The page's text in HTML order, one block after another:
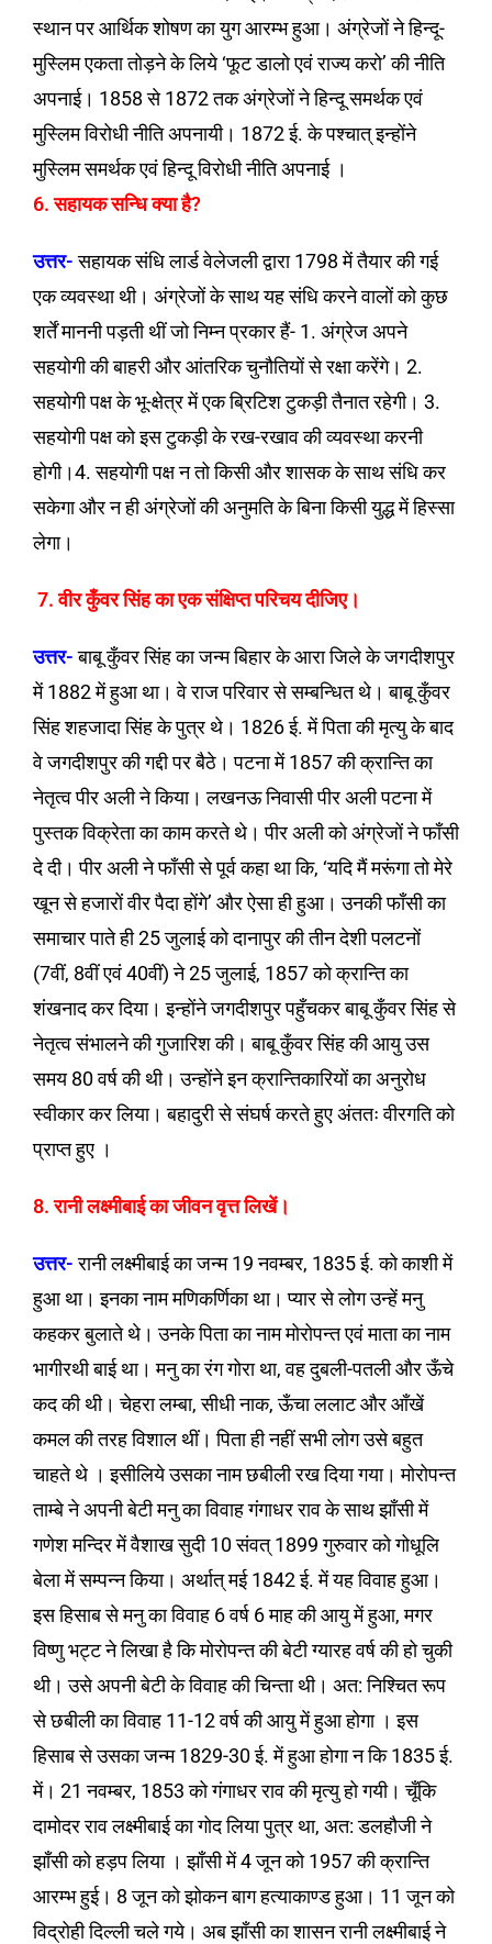
स्थान पर आर्थिक शोषण का युग आरम्भ हुआ। अंग्रेजों ने हिन्दू-
मुस्लिम एकता तोड़ने के लिये ‘फूट डालो एवं राज्य करो’ की नीति
अपनाई। 1858 से 1872 तक अंग्रेजों ने हिन्दू समर्थक एवं
मुस्लिम विरोधी नीति अपनायी। 1872 ई. के पश्चात् इन्होंने
मुस्लिम समर्थक एवं हिन्दू विरोधी नीति अपनाई ।
6. सहायक सन्धि क्या है?
उत्तर-सहायक संधि लार्ड वेलेजली द्वारा 1798 में तैयार की गई
एक व्यवस्था थी। अंग्रेजों के साथ यह संधि करने वालों को कुछ
शर्तें माननी पड़ती थीं जो निम्न प्रकार हैं- 1. अंग्रेज अपने
सहयोगी की बाहरी और आंतरिक चुनौतियों से रक्षा करेंगे। 2.
सहयोगी पक्ष के भू-क्षेत्र में एक ब्रिटिश टुकड़ी तैनात रहेगी। 3.
सहयोगी पक्ष को इस टुकड़ी के रख-रखाव की व्यवस्था करनी
होगी।4. सहयोगी पक्ष न तो किसी और शासक के साथ संधि कर
सकेगा और न ही अंग्रेजों की अनुमति के बिना किसी युद्ध में हिस्सा
लेगा।
7. वीर कुँवर सिंह का एक संक्षिप्त परिचय दीजिए।
उत्तर-बाबू कुँवर सिंह का जन्म बिहार के आरा जिले के जगदीशपुर
में 1882 में हुआ था। वे राज परिवार से सम्बन्धित थे। बाबू कुँवर
सिंह शहजादा सिंह के पुत्र थे। 1826 ई. में पिता की मृत्यु के बाद
वे जगदीशपुर की गद्दी पर बैठे। पटना में 1857 की क्रान्ति का
नेतृत्व पीर अली ने किया। लखनऊ निवासी पीर अली पटना में
पुस्तक विक्रेता का काम करते थे। पीर अली को अंग्रेजों ने फाँसी
दे दी। पीर अली ने फाँसी से पूर्व कहा था कि, ‘यदि मैं मरूंगा तो मेरे
खून से हजारों वीर पैदा होंगे’ और ऐसा ही हुआ। उनकी फाँसी का
समाचार पाते ही 25 जुलाई को दानापुर की तीन देशी पलटनों
(7वीं, 8वीं एवं 40वीं) ने 25 जुलाई, 1857 को क्रान्ति का
शंखनाद कर दिया। इन्होंने जगदीशपुर पहुँचकर बाबू कुँवर सिंह से
नेतृत्व संभालने की गुजारिश की। बाबू कुँवर सिंह की आयु उस
समय 80 वर्ष की थी। उन्होंने इन क्रान्तिकारियों का अनुरोध
स्वीकार कर लिया। बहादुरी से संघर्ष करते हुए अंततः वीरगति को
प्राप्त हुए ।
8. रानी लक्ष्मीबाई का जीवन वृत्त लिखें।
उत्तर-रानी लक्ष्मीबाई का जन्म 19 नवम्बर, 1835 ई. को काशी में
हुआ था। इनका नाम मणिकर्णिका था। प्यार से लोग उन्हें मनु
कहकर बुलाते थे। उनके पिता का नाम मोरोपन्त एवं माता का नाम
भागीरथी बाई था। मनु का रंग गोरा था, वह दुबली-पतली और ऊँचे
कद की थी। चेहरा लम्बा, सीधी नाक, ऊँचा ललाट और आँखें
कमल की तरह विशाल थीं। पिता ही नहीं सभी लोग उसे बहुत
चाहते थे । इसीलिये उसका नाम छबीली रख दिया गया। मोरोपन्त
ताम्बे ने अपनी बेटी मनु का विवाह गंगाधर राव के साथ झाँसी में
गणेश मन्दिर में वैशाख सुदी 10 संवत् 1899 गुरुवार को गोधूलि
बेला में सम्पन्न किया। अर्थात् मई 1842 ई. में यह विवाह हुआ।
इस हिसाब से मनु का विवाह 6 वर्ष 6 माह की आयु में हुआ, मगर
विष्णु भट्ट ने लिखा है कि मोरोपन्त की बेटी ग्यारह वर्ष की हो चुकी
थी। उसे अपनी बेटी के विवाह की चिन्ता थी। अत: निश्चित रूप
से छबीली का विवाह 11-12 वर्ष की आयु में हुआ होगा । इस
हिसाब से उसका जन्म 1829-30 ई. में हुआ होगा न कि 1835 ई.
में। 21 नवम्बर, 1853 को गंगाधर राव की मृत्यु हो गयी। चूँकि
दामोदर राव लक्ष्मीबाई का गोद लिया पुत्र था, अत: डलहौजी ने
झाँसी को हड़प लिया । झाँसी में 4 जून को 1957 की क्रान्ति
आरम्भ हुई। 8 जून को झोकन बाग हत्याकाण्ड हुआ। 11 जून को
विद्रोही दिल्ली चले गये। अब झाँसी का शासन रानी लक्ष्मीबाई ने